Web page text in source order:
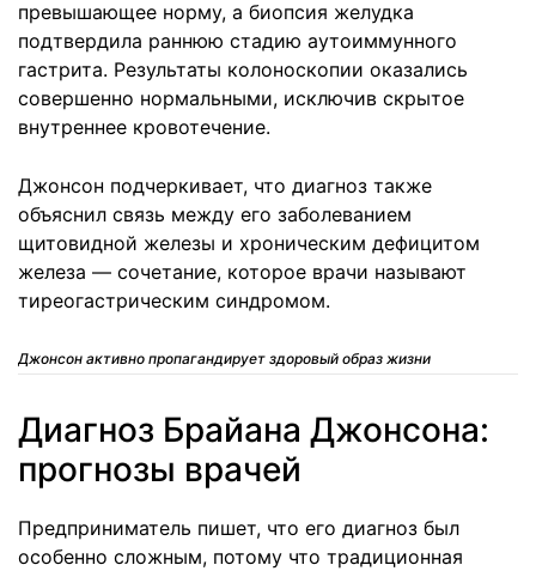
превышающее норму, а биопсия желудка
подтвердила раннюю стадию аутоиммунного
гастрита. Результаты колоноскопии оказались
совершенно нормальными, исключив скрытое
внутреннее кровотечение.
Джонсон подчеркивает, что диагноз также
объяснил связь между его заболеванием
щитовидной железы и хроническим дефицитом
железа — сочетание, которое врачи называют
тиреогастрическим синдромом.
Джонсон активно пропагандирует здоровый образ жизни
Диагноз Брайана Джонсона:
прогнозы врачей
Предприниматель пишет, что его диагноз был
особенно сложным, потому что традиционная